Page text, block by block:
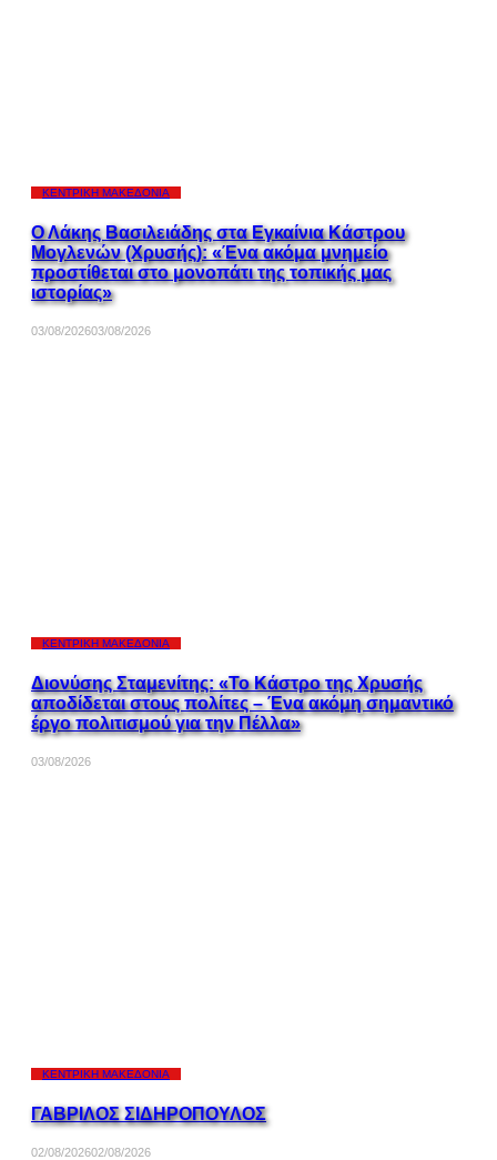
ΚΕΝΤΡΙΚΉ ΜΑΚΕΔΟΝΊΑ
Ο Λάκης Βασιλειάδης στα Εγκαίνια Κάστρου
Μογλενών (Χρυσής): «Ένα ακόμα μνημείο
προστίθεται στο μονοπάτι της τοπικής μας
ιστορίας»
03/08/202603/08/2026
ΚΕΝΤΡΙΚΉ ΜΑΚΕΔΟΝΊΑ
Διονύσης Σταμενίτης: «Το Κάστρο της Χρυσής
αποδίδεται στους πολίτες – Ένα ακόμη σημαντικό
έργο πολιτισμού για την Πέλλα»
03/08/2026
ΚΕΝΤΡΙΚΉ ΜΑΚΕΔΟΝΊΑ
ΓΑΒΡΙΛΟΣ ΣΙΔΗΡΟΠΟΥΛΟΣ
02/08/202602/08/2026